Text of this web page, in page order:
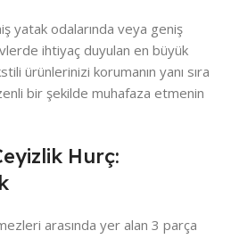
yatak odalarında veya geniş
ihtiyaç duyulan en büyük
ürünlerinizi korumanın yanı sıra
bir şekilde muhafaza etmenin
Hurç:
arasında yer alan 3 parça